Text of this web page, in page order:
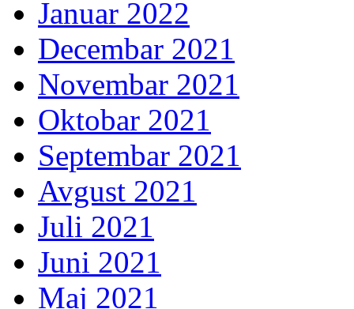
Januar 2022
Decembar 2021
Novembar 2021
Oktobar 2021
Septembar 2021
Avgust 2021
Juli 2021
Juni 2021
Maj 2021